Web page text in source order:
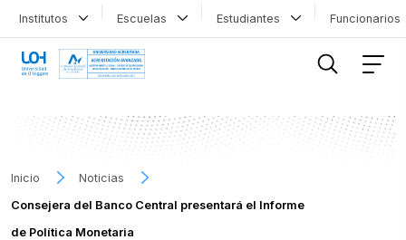
Institutos Escuelas Estudiantes
Inicio
Noticias
Consejera del Banco Central presentará el Informe
de Política Monetaria